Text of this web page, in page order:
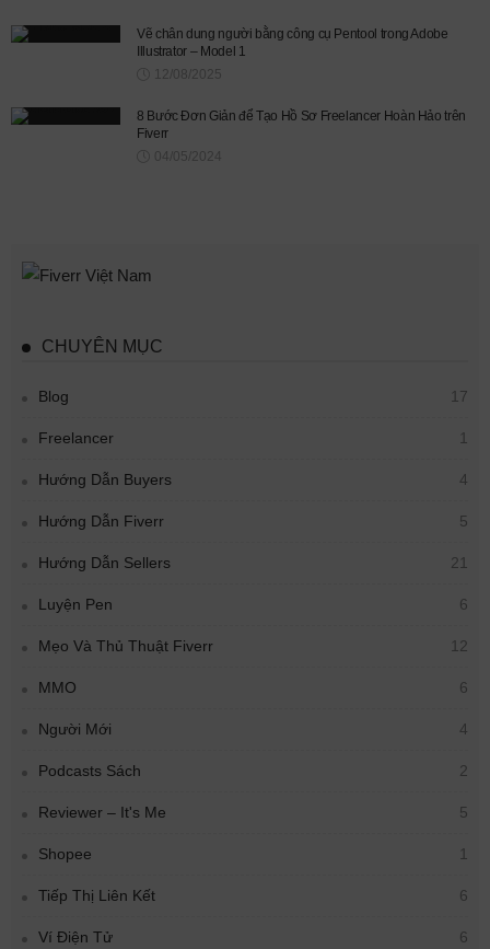
Vẽ chân dung người bằng công cụ Pentool trong Adobe
Illustrator – Model 1
12/08/2025
8 Bước Đơn Giản để Tạo Hồ Sơ Freelancer Hoàn Hảo trên
Fiverr
04/05/2024
CHUYÊN MỤC
Blog 17
Freelancer 1
Hướng Dẫn Buyers 4
Hướng Dẫn Fiverr 5
Hướng Dẫn Sellers 21
Luyện Pen 6
Mẹo Và Thủ Thuật Fiverr 12
MMO 6
Người Mới 4
Podcasts Sách 2
Reviewer – It's Me 5
Shopee 1
Tiếp Thị Liên Kết 6
Ví Điện Tử 6